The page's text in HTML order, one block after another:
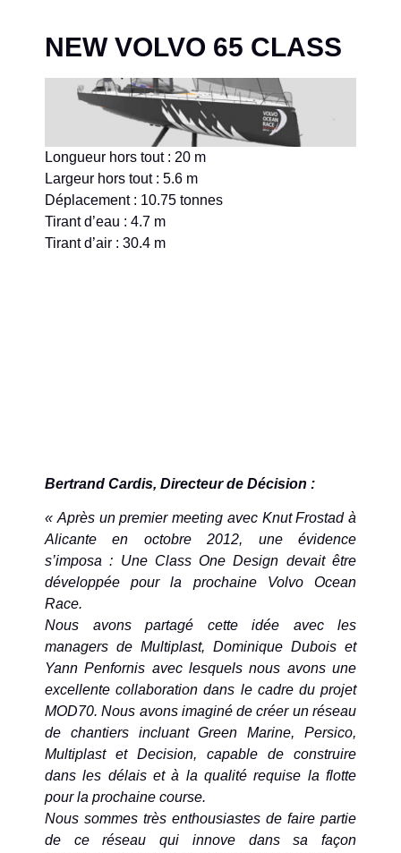
NEW VOLVO 65 CLASS
Longueur hors tout : 20 m
Largeur hors tout : 5.6 m
Déplacement : 10.75 tonnes
Tirant d’eau : 4.7 m
Tirant d’air : 30.4 m
Bertrand Cardis, Directeur de Décision :
« Après un premier meeting avec Knut Frostad à
Alicante en octobre 2012, une évidence
s’imposa : Une Class One Design devait être
développée pour la prochaine Volvo Ocean
Race.
Nous avons partagé cette idée avec les
managers de Multiplast, Dominique Dubois et
Yann Penfornis avec lesquels nous avons une
excellente collaboration dans le cadre du projet
MOD70. Nous avons imaginé de créer un réseau
de chantiers incluant Green Marine, Persico,
Multiplast et Decision, capable de construire
dans les délais et à la qualité requise la flotte
pour la prochaine course.
Nous sommes très enthousiastes de faire partie
de ce réseau qui innove dans sa façon